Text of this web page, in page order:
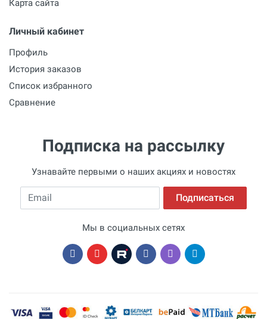
Карта сайта
Личный кабинет
Профиль
История заказов
Список избранного
Сравнение
Подписка на рассылку
Узнавайте первыми о наших акциях и новостях
Email Подписаться
Мы в социальных сетях